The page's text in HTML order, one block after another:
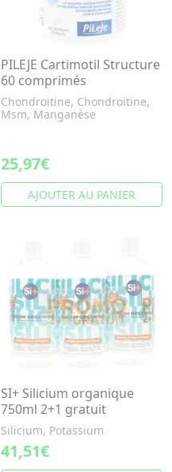
PILEJE Cartimotil Structure
60 comprimés
Chondroitine, Chondroïtine,
Msm, Manganèse
25,97€
AJOUTER AU PANIER
SI+ Silicium organique
750ml 2+1 gratuit
Silicium, Potassium
41,51€